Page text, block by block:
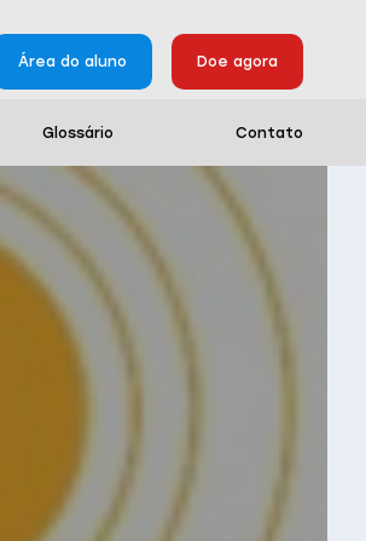
Área do aluno Doe agora
Glossário Contato